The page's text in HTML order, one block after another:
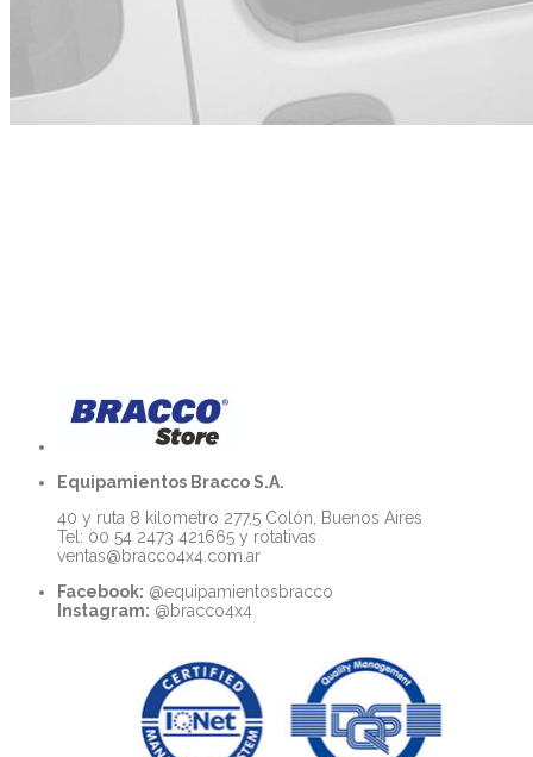
Equipamientos Bracco S.A.
40 y ruta 8 kilometro 277,5 Colón, Buenos Aires
Tel: 00 54 2473 421665 y rotativas
ventas@bracco4x4.com.ar
Facebook: @equipamientosbracco
Instagram: @bracco4x4